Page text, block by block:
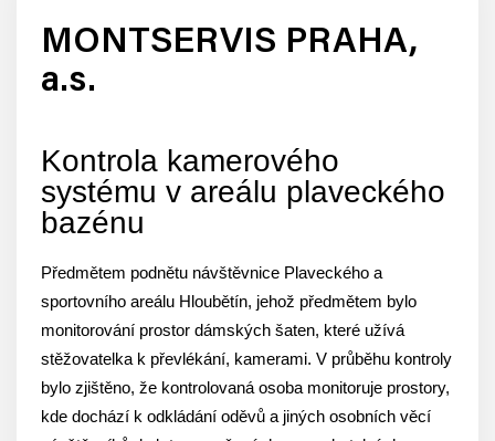
MONTSERVIS PRAHA,
a.s.
Kontrola kamerového
systému v areálu plaveckého
bazénu
Předmětem podnětu návštěvnice Plaveckého a
sportovního areálu Hloubětín, jehož předmětem bylo
monitorování prostor dámských šaten, které užívá
stěžovatelka k převlékání, kamerami. V průběhu kontroly
bylo zjištěno, že kontrolovaná osoba monitoruje prostory,
kde dochází k odkládání oděvů a jiných osobních věcí